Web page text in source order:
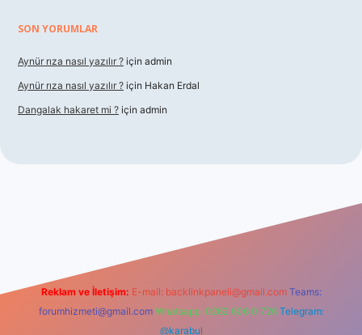
SON YORUMLAR
Aynür rıza nasıl yazılır ? için admin
Aynür rıza nasıl yazılır ? için Hakan Erdal
Dangalak hakaret mi ? için admin
Reklam ve İletişim: E-mail: backlinkpaneli@gmail.com Teams:
forumhizmeti@gmail.com Whatsapp: 0262 606 0 726 Telegram:
@karabul